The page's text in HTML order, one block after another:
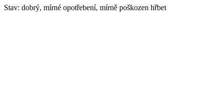
Stav: dobrý, mírné opotřebení, mírně poškozen hřbet